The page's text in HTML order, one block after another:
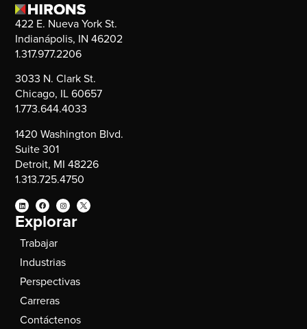
422 E. Nueva York St.
Indianápolis, IN 46202
1.317.977.2206
3033 N. Clark St.
Chicago, IL 60657
1.773.644.4033
1420 Washington Blvd.
Suite 301
Detroit, MI 48226
1.313.725.4750
Explorar
Trabajar
Industrias
Perspectivas
Carreras
Contáctenos